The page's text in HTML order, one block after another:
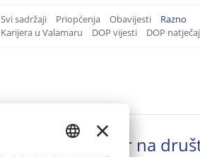
Svi sadržaji Priopćenja Obavijesti
Razno
Karijera u Valamaru
DOP vijesti DOP
Valamar na